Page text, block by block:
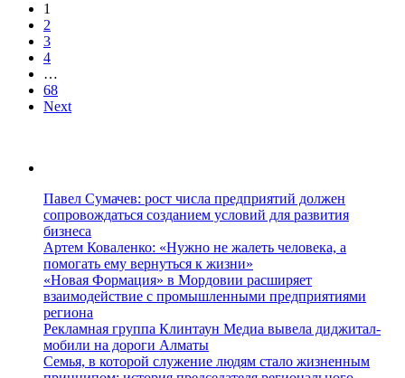
1
2
3
4
…
68
Next
Павел Сумачев: рост числа предприятий должен
сопровождаться созданием условий для развития
бизнеса
Артем Коваленко: «Нужно не жалеть человека, а
помогать ему вернуться к жизни»
«Новая Формация» в Мордовии расширяет
взаимодействие с промышленными предприятиями
региона
Рекламная группа Клинтаун Медиа вывела диджитал-
мобили на дороги Алматы
Семья, в которой служение людям стало жизненным